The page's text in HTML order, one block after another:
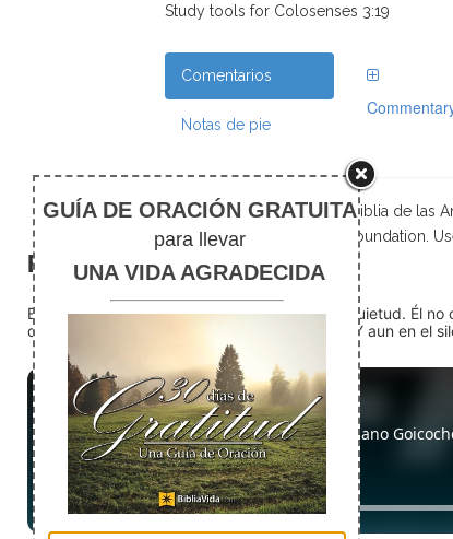
Study tools for Colosenses 3:19
Comentarios
Notas de pie
Scripture taken from La Biblia de las
Foundation.
El silencio
En medio del ruido, Dios nos encuentra en la quietud. Él
detente (quédate quieto) Dios está presente. Y aun en el